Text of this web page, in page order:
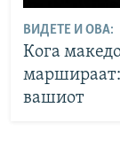
ВИДЕТЕ И ОВА:
Кога
маршираат:
вашиот